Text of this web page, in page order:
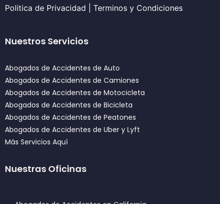
Politica de Privacidad Terminos y Condiciones
Nuestros Servicios
Abogados de Accidentes de Auto
Abogados de Accidentes de Camiones
Abogados de Accidentes de Motocicleta
Abogados de Accidentes de Bicicleta
Abogados de Accidentes de Peatones
Abogados de Accidentes de Uber y Lyft
Más Servicios Aquí
Nuestras Oficinas